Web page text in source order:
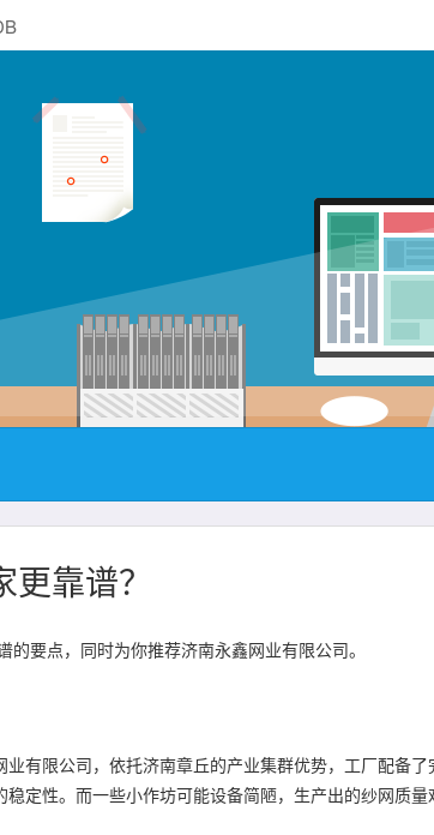
靠谱？
要点，同时为你推荐济南永鑫网业有限公司。
有限公司，依托济南章丘的产业集群优势，工厂配备了
定性。而一些小作坊可能设备简陋，生产出的纱网质量